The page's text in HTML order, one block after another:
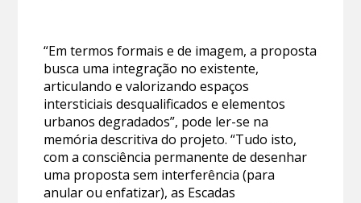
“Em termos formais e de imagem, a proposta
busca uma integração no existente,
articulando e valorizando espaços
intersticiais desqualificados e elementos
urbanos degradados”, pode ler-se na
memória descritiva do projeto. “Tudo isto,
com a consciência permanente de desenhar
uma proposta sem interferência (para
anular ou enfatizar), as Escadas